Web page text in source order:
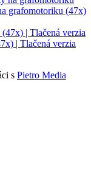
grafomotoriku (47x)
| Tlačená verzia
s Pietro Media